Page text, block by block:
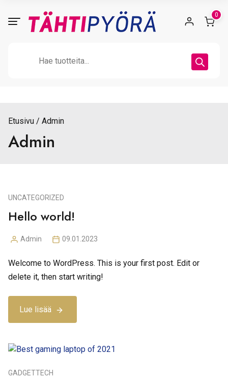
0
Etusivu Admin
Admin
UNCATEGORIZED
Hello world!
Posted
Admin 09.01.2023
Welcome to WordPress. This is your first post. Edit or
delete it, then start writing!
Lue lisää
GADGETTECH